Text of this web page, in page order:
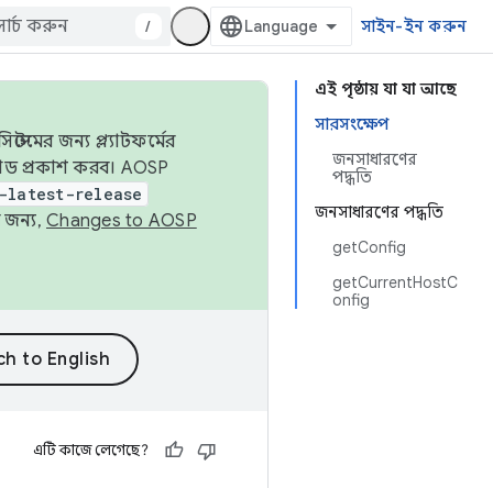
/ সাইন-ইন করুন
এই পৃষ্ঠায় যা যা আছে
সারসংক্ষেপ
জনসাধারণের
পদ্ধতি
জনসাধারণের পদ্ধতি
getConfig
getCurrentHostC
onfig
জন্য প্ল্যাটফর্মের
প্রকাশ করব। AOSP
latest-release
জন্য, Changes to AOSP
এটি কাজে লেগেছে?